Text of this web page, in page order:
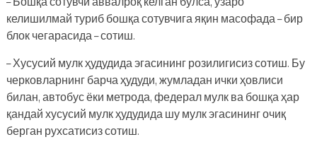
келишилмай туриб бошқа сотувчига яқин масофада – бир
блок чегарасида – сотиш.
– Хусусий мулк ҳудудида эгасининг розилигисиз сотиш. Бу
черковларнинг барча ҳудуди, жумладан ички ҳовлиси
билан, автобус ёки метрода, федерал мулк ва бошқа ҳар
қандай хусусий мулк ҳудудида шу мулк эгасининг очиқ
берган рухсатисиз сотиш.